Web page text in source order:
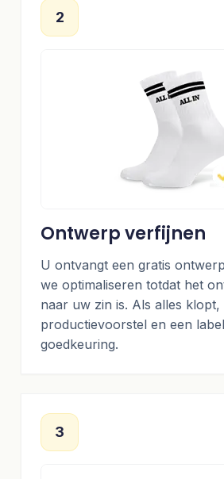
2
Ontwerp verfijnen
U ontvangt een gratis
we optimaliseren totdat het
naar uw zin is. Als alles
productievoorstel en een
goedkeuring.
3